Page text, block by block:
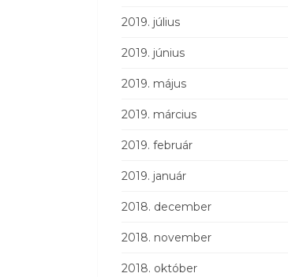
2019. július
2019. június
2019. május
2019. március
2019. február
2019. január
2018. december
2018. november
2018. október